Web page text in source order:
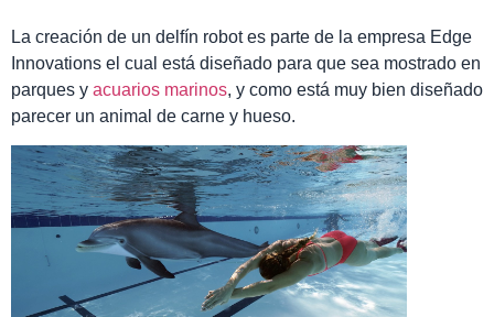
La creación de un delfín robot es parte de la empresa Edge
Innovations el cual está diseñado para que sea mostrado en
parques y acuarios marinos, y como está muy bien diseñado
parecer un animal de carne y hueso.